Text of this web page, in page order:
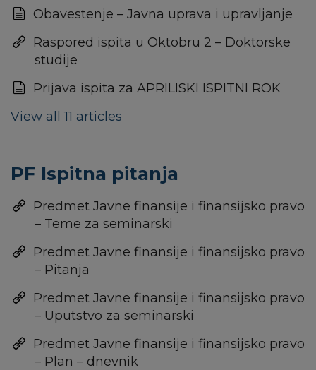
Obavestenje – Javna uprava i upravljanje
Raspored ispita u Oktobru 2 – Doktorske
studije
Prijava ispita za APRILISKI ISPITNI ROK
View all 11 articles
PF Ispitna pitanja
Predmet Javne finansije i finansijsko pravo
– Teme za seminarski
Predmet Javne finansije i finansijsko pravo
– Pitanja
Predmet Javne finansije i finansijsko pravo
– Uputstvo za seminarski
Predmet Javne finansije i finansijsko pravo
– Plan – dnevnik